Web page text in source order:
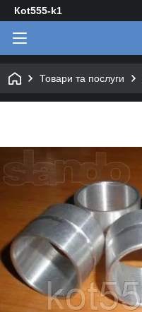
Кot555-k1
Товари та послуги